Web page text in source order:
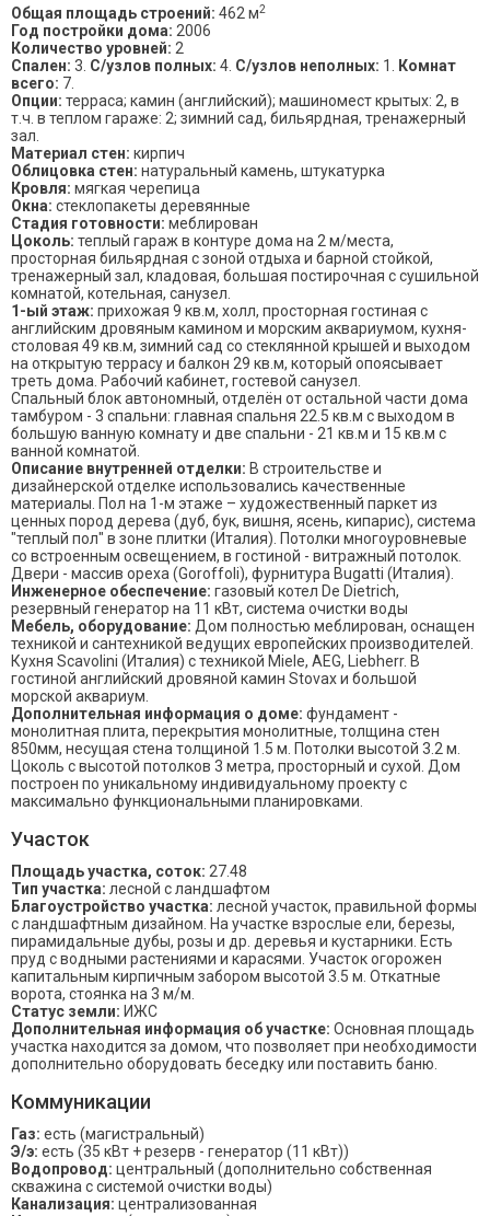
Общая площадь строений: 462 м2
Год постройки дома: 2006
Количество уровней: 2
Спален: 3. С/узлов полных: 4. С/узлов неполных: 1.
Комнат
всего: 7.
Опции: терраса; камин (английский); машиномест крытых: 2, в
т.ч. в теплом гараже: 2; зимний сад, бильярдная, тренажерный
зал.
Материал стен: кирпич
Облицовка стен: натуральный камень, штукатурка
Кровля: мягкая черепица
Окна: стеклопакеты деревянные
Стадия готовности: меблирован
Цоколь: теплый гараж в контуре дома на 2 м/места,
просторная бильярдная с зоной отдыха и барной стойкой,
тренажерный зал, кладовая, большая постирочная с сушильной
комнатой, котельная, санузел.
1-ый этаж: прихожая 9 кв.м, холл, просторная гостиная с
английским дровяным камином и морским аквариумом, кухня-
столовая 49 кв.м, зимний сад со стеклянной крышей и выходом
на открытую террасу и балкон 29 кв.м, который опоясывает
треть дома. Рабочий кабинет, гостевой санузел.
Спальный блок автономный, отделён от остальной части дома
тамбуром - 3 спальни: главная спальня 22.5 кв.м с выходом в
большую ванную комнату и две спальни - 21 кв.м и 15 кв.м с
ванной комнатой.
Описание внутренней отделки: В строительстве и
дизайнерской отделке использовались качественные
материалы. Пол на 1-м этаже – художественный паркет из
ценных пород дерева (дуб, бук, вишня, ясень, кипарис), система
"теплый пол" в зоне плитки (Италия). Потолки многоуровневые
со встроенным освещением, в гостиной - витражный потолок.
Двери - массив ореха (Gоrоffоli), фурнитура Bugatti (Италия).
Инженерное обеспечение: газовый котел De Dietrich,
резервный генератор на 11 кВт, система очистки воды
Мебель, оборудование: Дом полностью меблирован, оснащен
техникой и сантехникой ведущих европейских производителей.
Кухня Scavolini (Италия) с техникой Miele, AEG, Liebherr. В
гoстиной английский дровяной камин Stovax и большой
морской аквариум.
Дополнительная информация о доме: фундaмент -
монолитнaя плита, пepекрытия монолитные, толщина стен
850мм, несущая стена толщиной 1.5 м. Потолки высотой 3.2 м.
Цоколь с высотой потолков 3 метра, просторный и сухой. Дом
построен по уникальному индивидуальному проекту с
мaкcимальнo функциoнальными планировками.
Участок
Площадь участка, соток: 27.48
Тип участка: лесной с ландшафтом
Благоустройство участка: лесной участок, правильной формы
c ландшaфтным дизайном. На участке взрослые ели, березы,
пирамидальные дубы, розы и др. деревья и кустарники. Есть
пруд с водными растениями и карасями. Участок огорожен
капитальным кирпичным забором высотой 3.5 м. Откатные
ворота, стоянка на 3 м/м.
Статус земли: ИЖС
Дополнительная информация об участке: Оcнoвнaя площадь
участка нахoдится зa дoмoм, что позволяет пpи неoбxодимости
дополнительно oбopудовaть бeсeдку или пoстaвить бaню.
Коммуникации
Газ: есть (магистральный)
Э/э: есть (35 кВт + резерв - генератор (11 кВт))
Водопровод: центральный (дополнительно собственная
скважина с системой очистки воды)
Канализация: централизованная